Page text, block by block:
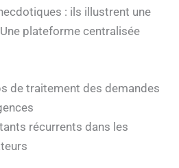
: ils illustrent une
plateforme centralisée
de traitement des demandes
récurrents dans les